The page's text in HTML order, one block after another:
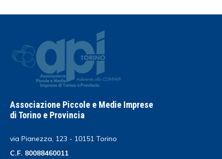
Associazione Piccole e Medie Imprese
di Torino e Provincia
via Pianezza, 123 - 10151 Torino
C.F. 80088460011